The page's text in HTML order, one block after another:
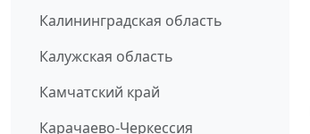
Калининградская область
Калужская область
Камчатский край
Карачаево-Черкессия